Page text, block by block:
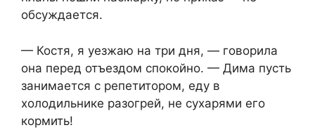
обсуждается.
— Костя, я уезжаю на три дня, — говорила
она перед отъездом спокойно. — Дима пусть
занимается с репетитором, еду в
холодильнике разогрей, не сухарями его
кормить!